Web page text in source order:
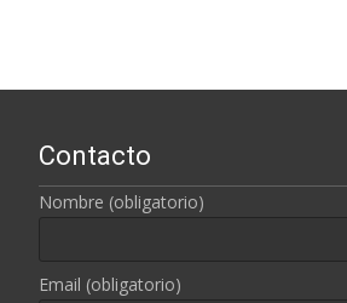
Contacto
Nombre (obligatorio)
Email (obligatorio)